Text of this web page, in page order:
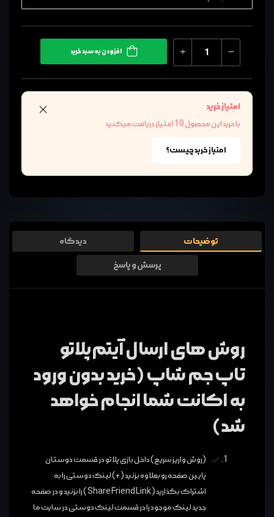
افزودن به سبد خرید
امتیاز خرید
با خرید این محصول 10 امتیاز دریافت میکنید
امتیاز خرید چیست؟
توضیحات دیدگاه
پرسش و پاسخ
روش های ارسال آیتم پلاتو
تاپ جم شاپ (خرید بدون ورود
به اکانت شما انجام خواهد
شد)
(روش واریز سریع) داخل بازی پلاتو در قسمت دوستان
پایین صفحه رو بعلاوه بزنید (+) لینک دوستی را به
اشتراک بگذارید ( Share Friend Link ) را بزنید و در صفحه
جدید لینک موجود را در قسمت لینک دوستی در سایت ما